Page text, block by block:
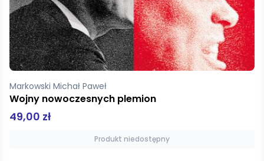
Lee Edward
Wyrywacz rogów
30,00 zł
Produkt niedostępny